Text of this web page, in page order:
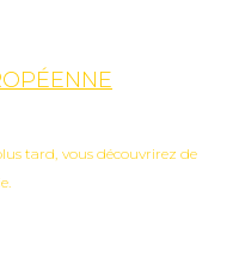
tard, vous découvrirez de